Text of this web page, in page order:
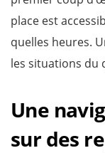
place est
quelles heures.
les situations du
Une
sur des